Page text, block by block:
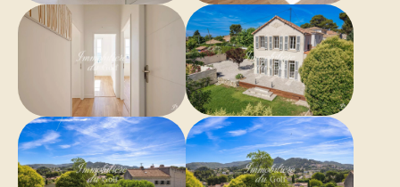
Air conditionné
Double vitrage
Internet
Fibre optique
Interphone
Efficacité énergétique
Énergie -